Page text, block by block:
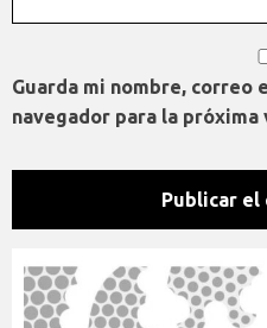
Guarda mi nombre, correo
navegador para la próxima